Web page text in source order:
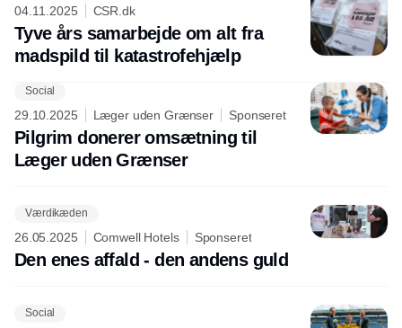
04.11.2025 CSR.dk
Tyve års samarbejde om alt fra
madspild til katastrofehjælp
Social
29.10.2025 Læger uden Grænser Sponseret
Pilgrim donerer omsætning til
Læger uden Grænser
Værdikæden
26.05.2025 Comwell Hotels Sponseret
Den enes affald - den andens guld
Social